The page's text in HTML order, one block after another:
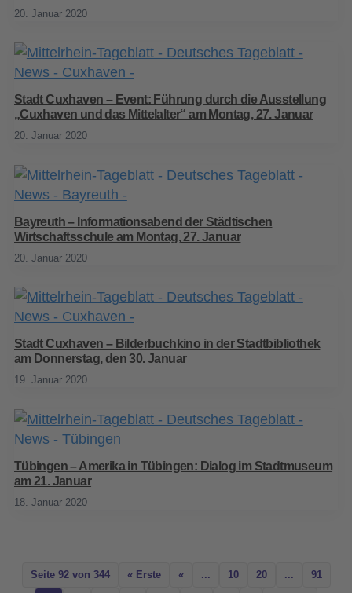
20. Januar 2020
Stadt Cuxhaven – Event: Führung durch die Ausstellung
„Cuxhaven und das Mittelalter“ am Montag, 27. Januar
20. Januar 2020
Bayreuth – Informationsabend der Städtischen
Wirtschaftsschule am Montag, 27. Januar
20. Januar 2020
Stadt Cuxhaven – Bilderbuchkino in der Stadtbibliothek
am Donnerstag, den 30. Januar
19. Januar 2020
Tübingen – Amerika in Tübingen: Dialog im Stadtmuseum
am 21. Januar
18. Januar 2020
Seite 92 von 344 « Erste « ... 10 20 ... 91